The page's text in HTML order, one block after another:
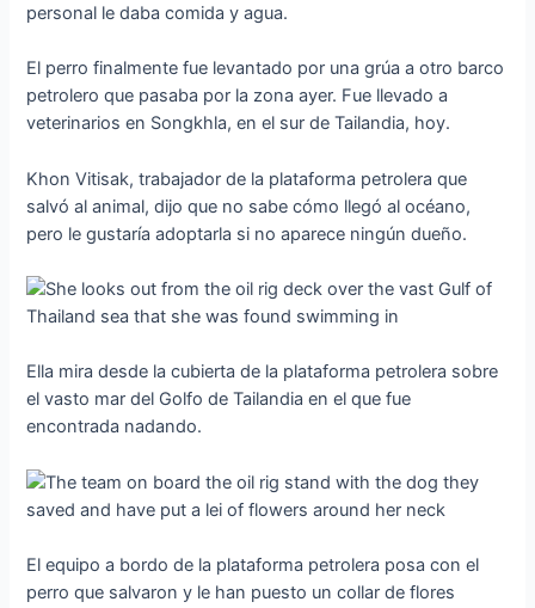
personal le daba comida y agua.
El perro finalmente fue levantado por una grúa a otro barco
petrolero que pasaba por la zona ayer. Fue llevado a
veterinarios en Songkhla, en el sur de Tailandia, hoy.
Khon Vitisak, trabajador de la plataforma petrolera que
salvó al animal, dijo que no sabe cómo llegó al océano,
pero le gustaría adoptarla si no aparece ningún dueño.
Ella mira desde la cubierta de la plataforma petrolera sobre
el vasto mar del Golfo de Tailandia en el que fue
encontrada nadando.
El equipo a bordo de la plataforma petrolera posa con el
perro que salvaron y le han puesto un collar de flores